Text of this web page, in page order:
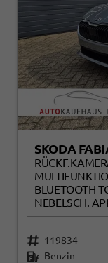
SKODA
BLUETOOTH
NEBELSCH.
119834
Benzin